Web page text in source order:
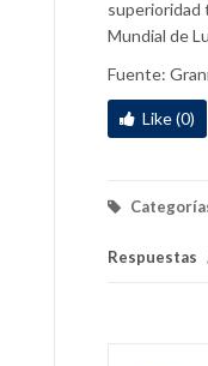
superioridad
Mundial de
Fuente:
Like (0)
Respuestas